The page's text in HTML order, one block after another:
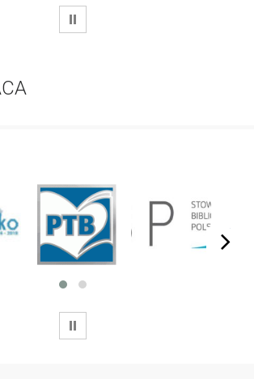
WSTRZYMAJ
next
WSTRZYMAJ